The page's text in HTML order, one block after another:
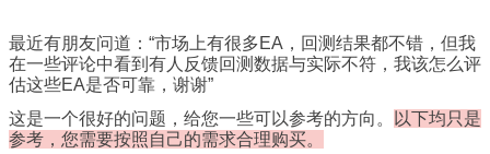
最近有朋友问道：“市场上有很多EA，回测结果都不错，但我
在一些评论中看到有人反馈回测数据与实际不符，我该怎么评
估这些EA是否可靠，谢谢”
这是一个很好的问题，给您一些可以参考的方向。
以下均只是
参考，您需要按照自己的需求合理购买。